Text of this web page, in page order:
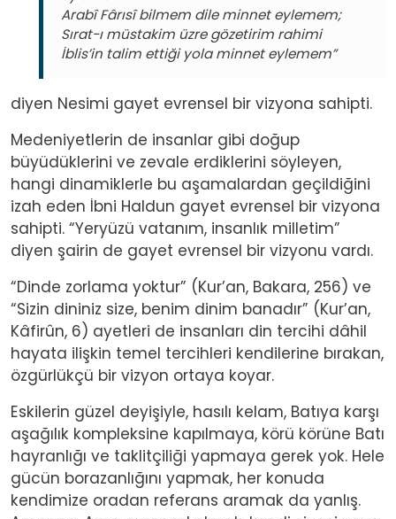
Arabî Fârısî bilmem dile minnet eylemem;
Sırat-ı müstakim üzre gözetirim rahimi
İblis’in talim ettiği yola minnet eylemem”
diyen Nesimi gayet evrensel bir vizyona sahipti.
Medeniyetlerin de insanlar gibi doğup
büyüdüklerini ve zevale erdiklerini söyleyen,
hangi dinamiklerle bu aşamalardan geçildiğini
izah eden İbni Haldun gayet evrensel bir vizyona
sahipti. “Yeryüzü vatanım, insanlık milletim”
diyen şairin de gayet evrensel bir vizyonu vardı.
“Dinde zorlama yoktur” (Kur’an, Bakara, 256) ve
“Sizin dininiz size, benim dinim banadır” (Kur’an,
Kâfirûn, 6) ayetleri de insanları din tercihi dâhil
hayata ilişkin temel tercihleri kendilerine bırakan,
özgürlükçü bir vizyon ortaya koyar.
Eskilerin güzel deyişiyle, hasılı kelam, Batıya karşı
aşağılık kompleksine kapılmaya, körü körüne Batı
hayranlığı ve taklitçiliği yapmaya gerek yok. Hele
gücün borazanlığını yapmak, her konuda
kendimize oradan referans aramak da yanlış.